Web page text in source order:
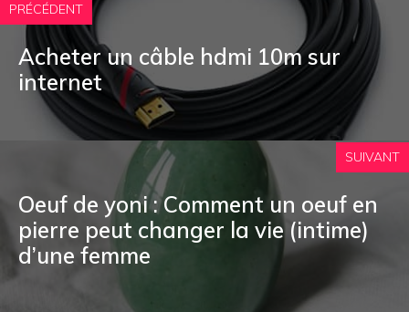
PRÉCÉDENT
Acheter un câble hdmi 10m sur
internet
SUIVANT
Oeuf de yoni : Comment un oeuf en
pierre peut changer la vie (intime)
d’une femme